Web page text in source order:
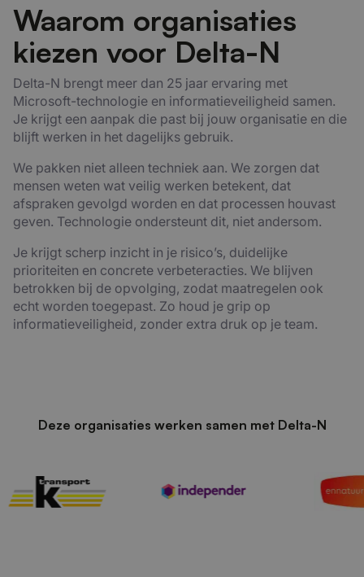
Waarom organisaties
kiezen voor Delta-N
Delta-N brengt meer dan 25 jaar ervaring met
Microsoft-technologie en informatieveiligheid samen.
Je krijgt een aanpak die past bij jouw organisatie en die
blijft werken in het dagelijks gebruik.
We pakken niet alleen techniek aan. We zorgen dat
mensen weten wat veilig werken betekent, dat
afspraken gevolgd worden en dat processen houvast
geven. Technologie ondersteunt dit, niet andersom.
Je krijgt scherp inzicht in je risico’s, duidelijke
prioriteiten en concrete verbeteracties. We blijven
betrokken bij de opvolging, zodat maatregelen ook
echt worden toegepast. Zo houd je grip op
informatieveiligheid, zonder extra druk op je team.
Deze organisaties werken samen met Delta-N